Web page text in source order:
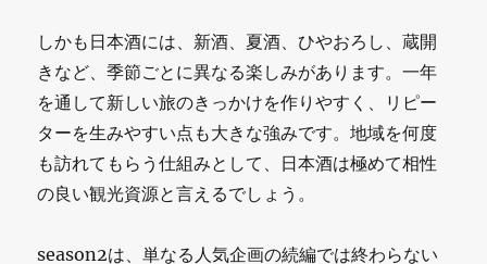
しかも日本酒には、新酒、夏酒、ひやおろし、蔵開
きなど、季節ごとに異なる楽しみがあります。一年
を通して新しい旅のきっかけを作りやすく、リピー
ターを生みやすい点も大きな強みです。地域を何度
も訪れてもらう仕組みとして、日本酒は極めて相性
の良い観光資源と言えるでしょう。
season2は、単なる人気企画の続編では終わらない